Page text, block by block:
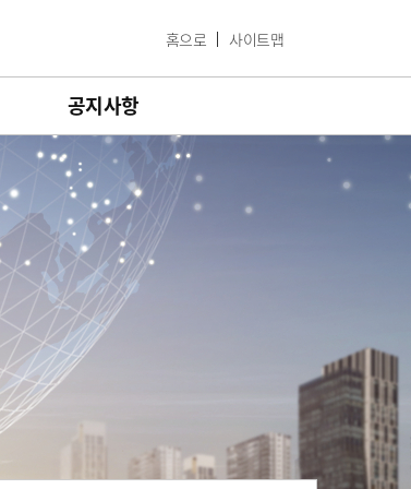
홈으로 사이트맵
공지사항